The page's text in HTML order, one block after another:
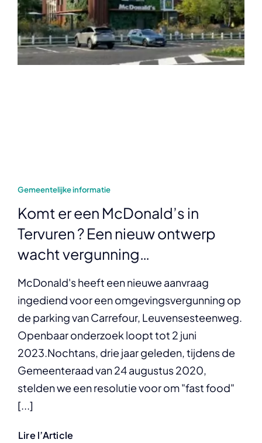
Gemeentelijke informatie
Komt er een McDonald’s in
Tervuren ? Een nieuw ontwerp
wacht vergunning…
McDonald's heeft een nieuwe aanvraag
ingediend voor een omgevingsvergunning op
de parking van Carrefour, Leuvensesteenweg.
Openbaar onderzoek loopt tot 2 juni
2023.Nochtans, drie jaar geleden, tijdens de
Gemeenteraad van 24 augustus 2020,
stelden we een resolutie voor om "fast food"
[...]
Lire l’Article